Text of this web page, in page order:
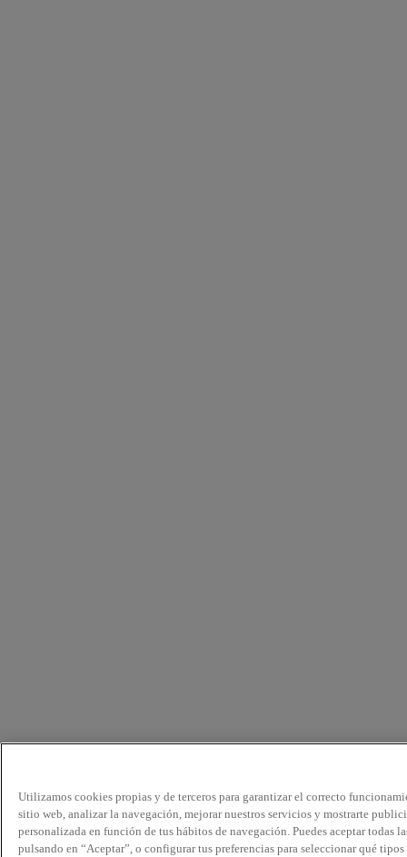
Utilizamos cookies propias y de terceros para garantizar el correcto
sitio web, analizar la navegación, mejorar nuestros servicios y mostrarte
personalizada en función de tus hábitos de navegación. Puedes aceptar todas
pulsando en “Aceptar”, o configurar tus preferencias para seleccionar qué tipos